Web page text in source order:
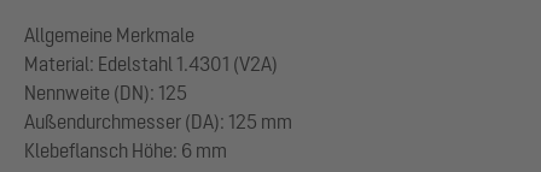
Allgemeine Merkmale
Material: Edelstahl 1.4301 (V2A)
Nennweite (DN): 125
Außendurchmesser (DA): 125 mm
Klebeflansch Höhe: 6 mm